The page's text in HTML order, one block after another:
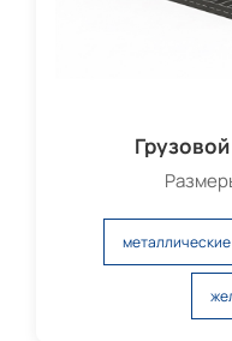
металлические